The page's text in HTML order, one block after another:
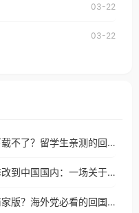
播放。 遇到这个问题
版权限制」的问题，无论人在
03-22
03-22
海外看电视地区限制怎么办下载不了？留学生亲测的回国加速方案（附2026世界杯观赛技巧）
在菲律宾用陌陌怎么把定位修改到中国国内：一场关于归属感与连接的探索
比利时怎么打不开美团外卖商家版？海外党必看的回国加速全攻略